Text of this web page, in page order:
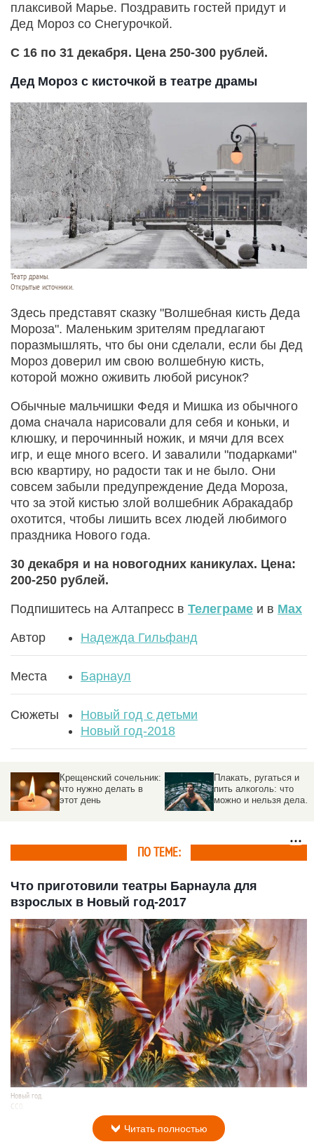
плаксивой Марье. Поздравить гостей придут и
Дед Мороз со Снегурочкой.
С 16 по 31 декабря. Цена 250-300 рублей.
Дед Мороз с кисточкой в театре драмы
Театр драмы.
Открытые источники.
Здесь представят сказку "Волшебная кисть Деда
Мороза". Маленьким зрителям предлагают
поразмышлять, что бы они сделали, если бы Дед
Мороз доверил им свою волшебную кисть,
которой можно оживить любой рисунок?
Обычные мальчишки Федя и Мишка из обычного
дома сначала нарисовали для себя и коньки, и
клюшку, и перочинный ножик, и мячи для всех
игр, и еще много всего. И завалили "подарками"
всю квартиру, но радости так и не было. Они
совсем забыли предупреждение Деда Мороза,
что за этой кистью злой волшебник Абракадабр
охотится, чтобы лишить всех людей любимого
праздника Нового года.
30 декабря и на новогодних каникулах. Цена:
200-250 рублей.
Подпишитесь на Алтапресс в Телеграме и в Max
Автор Надежда Гильфанд
Места Барнаул
Сюжеты
Новый год с детьми
Новый год-2018
Крещенский сочельник:
что нужно делать в
этот день
Плакать, ругаться и
пить алкоголь: что
можно и нельзя делать
ПО ТЕМЕ:
Что приготовили театры Барнаула для
взрослых в Новый год-2017
Новый год.
СС0.
Читать полностью